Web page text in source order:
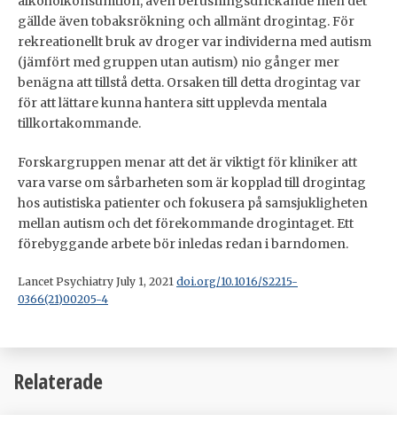
gällde även tobaksrökning och allmänt drogintag. För
rekreationellt bruk av droger var individerna med autism
(jämfört med gruppen utan autism) nio gånger mer
benägna att tillstå detta. Orsaken till detta drogintag var
för att lättare kunna hantera sitt upplevda mentala
tillkortakommande.
Forskargruppen menar att det är viktigt för kliniker att
vara varse om sårbarheten som är kopplad till drogintag
hos autistiska patienter och fokusera på samsjukligheten
mellan autism och det förekommande drogintaget. Ett
förebyggande arbete bör inledas redan i barndomen.
Lancet Psychiatry July 1, 2021 doi.org/10.1016/S2215-
0366(21)00205-4
Relaterade